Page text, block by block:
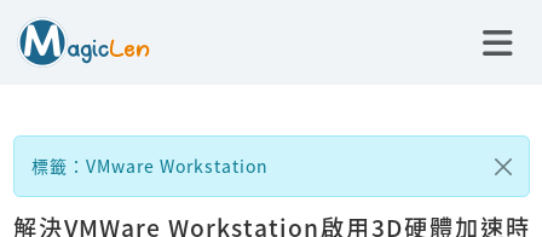
標籤：VMware Workstation
解決VMWare Workstation啟用3D硬體加速時